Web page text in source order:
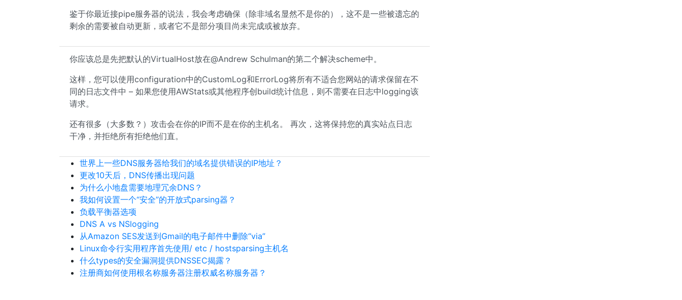
鉴于你最近接pipe服务器的说法，我会考虑确保（除非域名显然不是你的），这不是一些被遗忘的
剩余的需要被自动更新，或者它不是部分项目尚未完成或被放弃。
你应该总是先把默认的VirtualHost放在@Andrew Schulman的第二个解决scheme中。
这样，您可以使用configuration中的CustomLog和ErrorLog将所有不适合您网站的请求保留在不
同的日志文件中 – 如果您使用AWStats或其他程序创build统计信息，则不需要在日志中logging该
请求。
还有很多（大多数？）攻击会在你的IP而不是在你的主机名。 再次，这将保持您的真实站点日志
干净，并拒绝所有拒绝他们直。
世界上一些DNS服务器给我们的域名提供错误的IP地址？
更改10天后，DNS传播出现问题
为什么小地盘需要地理冗余DNS？
我如何设置一个“安全”的开放式parsing器？
负载平衡器选项
DNS A vs NSlogging
从Amazon SES发送到Gmail的电子邮件中删除“via”
Linux命令行实用程序首先使用/ etc / hostsparsing主机名
什么types的安全漏洞提供DNSSEC揭露？
注册商如何使用根名称服务器注册权威名称服务器？